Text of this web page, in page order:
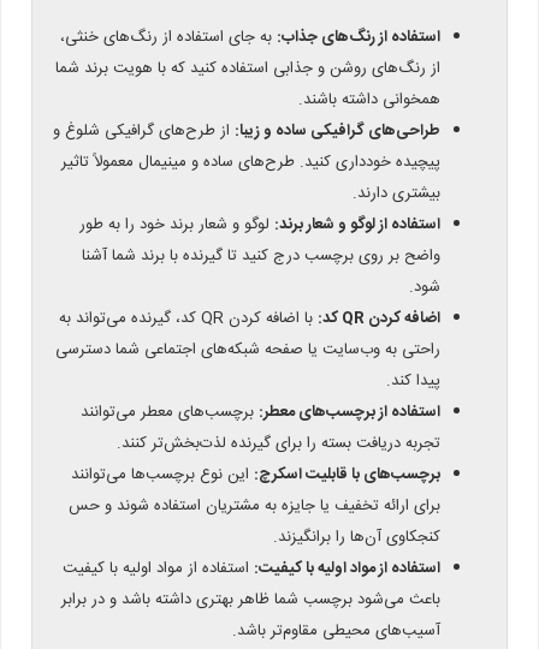
استفاده از رنگ‌های جذاب: به جای استفاده از رنگ‌های خنثی،
از رنگ‌های روشن و جذابی استفاده کنید که با هویت برند شما
همخوانی داشته باشند.
طراحی‌های گرافیکی ساده و زیبا: از طرح‌های گرافیکی شلوغ و
پیچیده خودداری کنید. طرح‌های ساده و مینیمال معمولاً تاثیر
بیشتری دارند.
استفاده از لوگو و شعار برند: لوگو و شعار برند خود را به طور
واضح بر روی برچسب درج کنید تا گیرنده با برند شما آشنا
شود.
اضافه کردن QR کد:
با اضافه کردن QR کد، گیرنده می‌تواند به
راحتی به وب‌سایت یا صفحه شبکه‌های اجتماعی شما دسترسی
پیدا کند.
استفاده از برچسب‌های معطر: برچسب‌های معطر می‌توانند
تجربه دریافت بسته را برای گیرنده لذت‌بخش‌تر کنند.
برچسب‌های با قابلیت اسکرچ: این نوع برچسب‌ها می‌توانند
برای ارائه تخفیف یا جایزه به مشتریان استفاده شوند و حس
کنجکاوی آن‌ها را برانگیزند.
استفاده از مواد اولیه با کیفیت: استفاده از مواد اولیه با کیفیت
باعث می‌شود برچسب شما ظاهر بهتری داشته باشد و در برابر
آسیب‌های محیطی مقاوم‌تر باشد.